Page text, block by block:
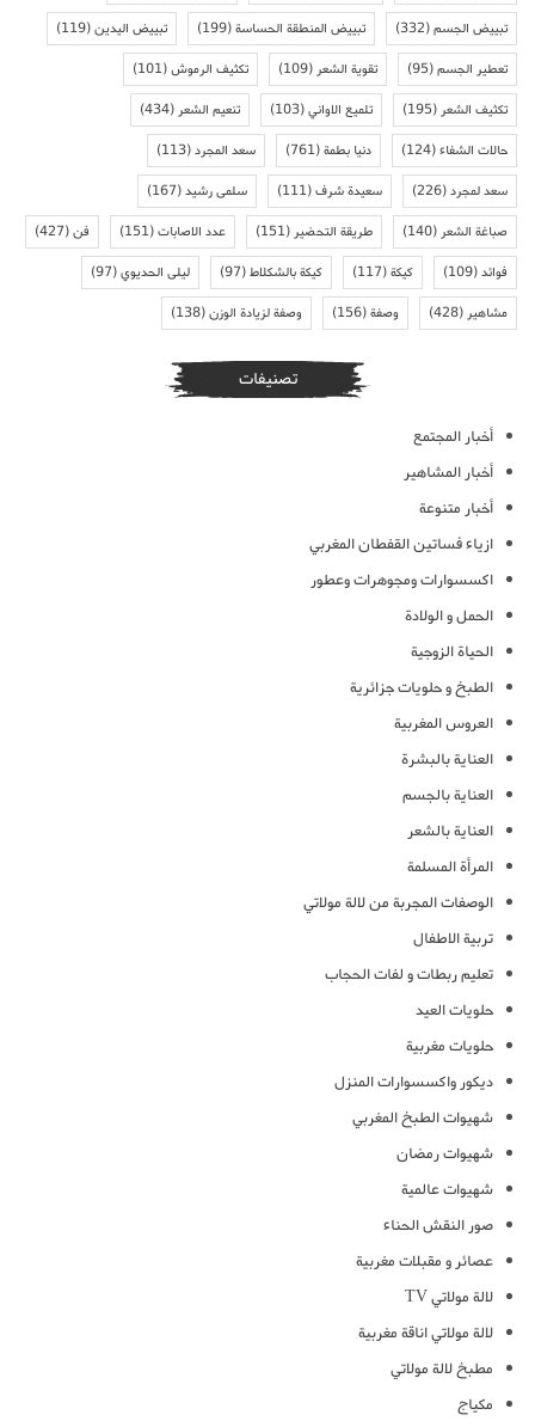
تبييض الجسم(332) تبييض المنطقة الحساسة(199) تبييض اليدين(119)
تعطير الجسم(95) تقوية الشعر(109) تكثيف الرموش(101)
تكثيف الشعر(195) تلميع الاواني(103) تنعيم الشعر(434)
حالات الشفاء(124) دنيا بطمة(761) سعد المجرد(113)
سعد لمجرد(226) سعيدة شرف(111) سلمى رشيد(167)
صباغة الشعر(140) طريقة التحضير(151) عدد الاصابات(151) فن(427)
فوائد(109) كيكة(117) كيكة بالشكلاط(97) ليلى الحديوي(97)
مشاهير(428) وصفة(156) وصفة لزيادة الوزن(138)
تصنيفات
أخبار المجتمع
أخبار المشاهير
أخبار متنوعة
ازياء فساتين القفطان المغربي
اكسسوارات ومجوهرات وعطور
الحمل و الولادة
الحياة الزوجية
الطبخ و حلويات جزائرية
العروس المغربية
العناية بالبشرة
العناية بالجسم
العناية بالشعر
المرأة المسلمة
الوصفات المجربة من لالة مولاتي
تربية الاطفال
تعليم ربطات و لفات الحجاب
حلويات العيد
حلويات مغربية
ديكور واكسسوارات المنزل
شهيوات الطبخ المغربي
شهيوات رمضان
شهيوات عالمية
صور النقش الحناء
عصائر و مقبلات مغربية
لالة مولاتي TV
لالة مولاتي اناقة مغربية
مطبخ لالة مولاتي
مكياج